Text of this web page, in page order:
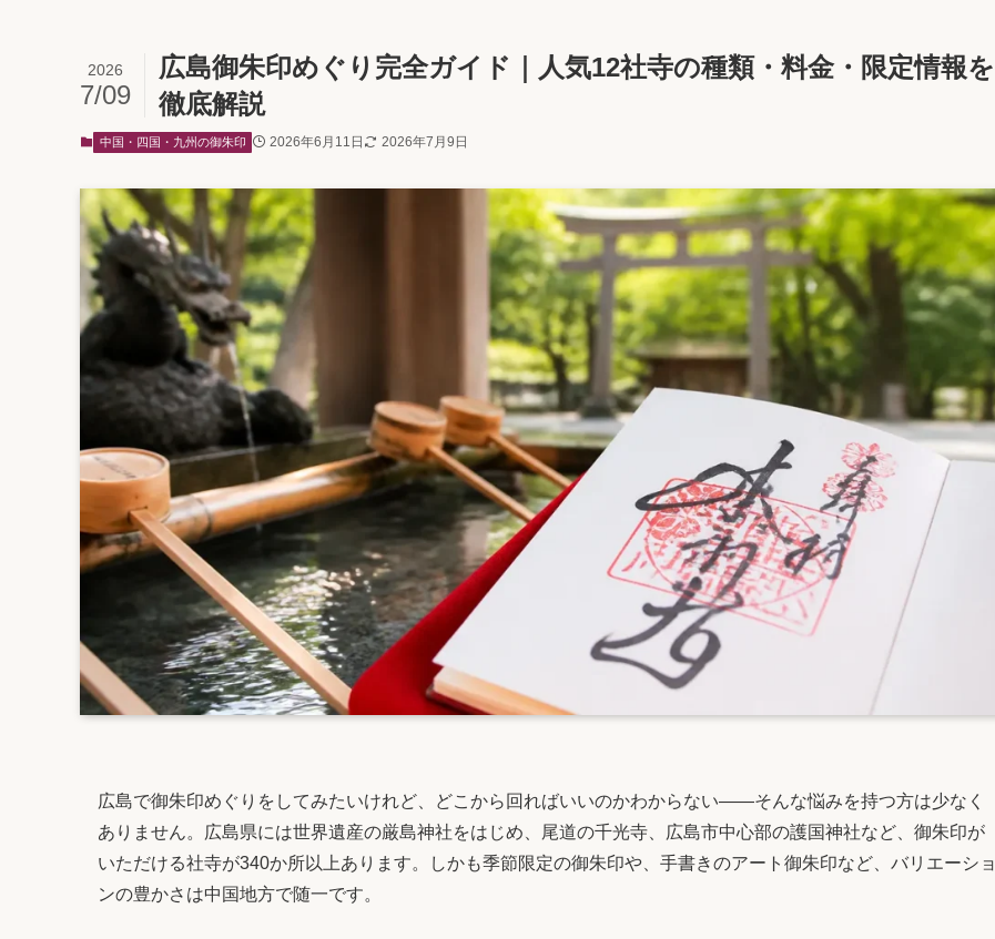
広島御朱印めぐり完全ガイド｜人気12社寺の種類・料金・限定情報を
徹底解説
2026
7/09
中国・四国・九州の御朱印 2026年6月11日 2026年7月9日
広島で御朱印めぐりをしてみたいけれど、どこから回ればいいのかわからない――そんな悩みを持つ方は少なく
ありません。広島県には世界遺産の厳島神社をはじめ、尾道の千光寺、広島市中心部の護国神社など、御朱印が
いただける社寺が340か所以上あります。しかも季節限定の御朱印や、手書きのアート御朱印など、バリエーショ
ンの豊かさは中国地方で随一です。